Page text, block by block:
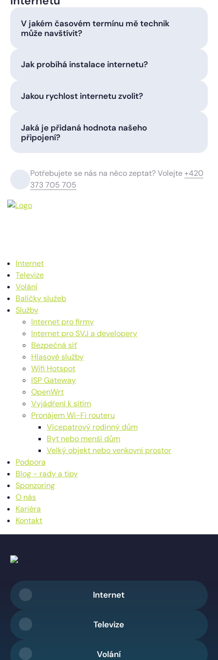
V jakém časovém termínu mě technik
může navštívit?
Jak probíhá instalace internetu?
Jakou rychlost internetu zvolit?
Jaká je přidaná hodnota našeho
připojení?
Potřebujete se nás na něco zeptat? Volejte+420
373 705 705
Internet
Televize
Volání
Balíčky služeb
Služby
Internet pro firmy
Internet pro SVJ a developery
Bezpečná síť
Hlasové služby
Wifi Hotspot
ISP Gateway
OpenWrt
Vyjádření k sítím
Pronájem Wi-Fi routeru
Vícepatrový rodinný dům
Byt nebo menší dům
Velký objekt nebo venkovní prostor
Podpora
Blog - rady a tipy
Sponzoring
O nás
Kariéra
Kontakt
Internet
Televize
Volání